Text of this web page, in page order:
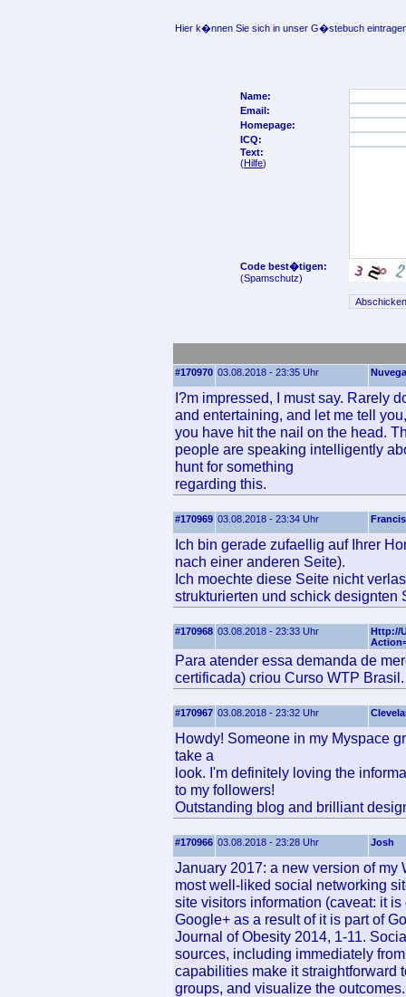
Hier k�nnen Sie sich in unser G�stebuch
Name:
Email:
Homepage:
ICQ:
Text:
(Hilfe)
Code best�tigen:
(Spamschutz)
#170970 03.08.2018 - 23:35 Uhr
I?m impressed, I must say. Rarely
and entertaining, and let me tell you,
you have hit the nail on the head.
people are speaking intelligently
hunt for something
regarding this.
#170969 03.08.2018 - 23:34 Uhr
Ich bin gerade zufaellig auf Ihrer
nach einer anderen Seite).
Ich moechte diese Seite nicht
strukturierten und schick designten
#170968 03.08.2018 - 23:33 Uhr
Http://
Para atender essa demanda de
certificada) criou Curso WTP Brasil.
#170967 03.08.2018 - 23:32 Uhr
Howdy! Someone in my Myspace
take a
look. I'm definitely loving the
to my followers!
Outstanding blog and brilliant
#170966 03.08.2018 - 23:28 Uhr Josh
January 2017: a new version of
most well-liked social networking
site visitors information (caveat: it
Google+ as a result of it is part of
Journal of Obesity 2014, 1-11.
sources, including immediately
capabilities make it straightforward
groups, and visualize the outcomes.